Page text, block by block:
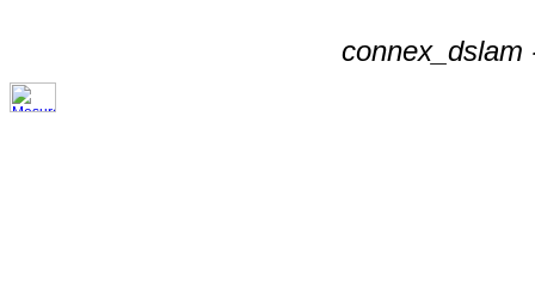
connex_dslam